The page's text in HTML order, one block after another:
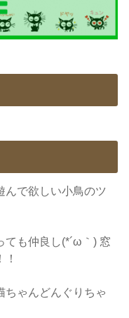
んで欲しい小鳥のツ
ても仲良し(*´ω｀) 窓
ちゃんどんぐりちゃ